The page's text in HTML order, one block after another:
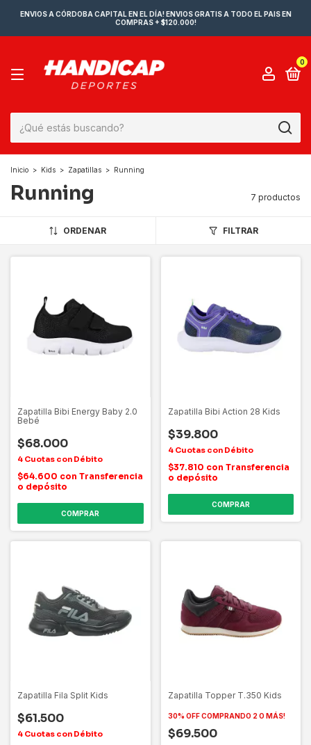
ENVIOS A CÓRDOBA CAPITAL EN EL DÍA! ENVIOS GRATIS A TODO EL PAIS EN
COMPRAS + $120.000!
0
Inicio > Kids > Zapatillas > Running
Running 7 productos
ORDENAR FILTRAR
Zapatilla Bibi Energy Baby 2.0
Bebé
$68.000
$64.600 con Transferencia
o depósito
COMPRAR
Zapatilla Bibi Action 28 Kids
$39.800
$37.810 con Transferencia
o depósito
COMPRAR
Zapatilla Fila Split Kids
$61.500
Zapatilla Topper T.350 Kids
30% OFF COMPRANDO 2 O MÁS!
$69.500